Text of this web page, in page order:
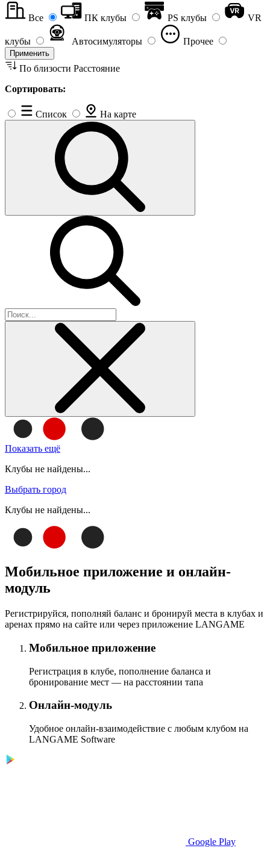
Все ПК клубы PS клубы VR
клубы Автосимуляторы Прочее
Применить
По близости Расстояние
Сортировать:
Список На карте
Показать ещё
Клубы не найдены...
Выбрать город
Клубы не найдены...
Мобильное приложение и онлайн-
модуль
Регистрируйся, пополняй баланс и бронируй места в клубах и
аренах прямо на сайте или через приложение LANGAME
Мобильное приложение
Регистрация в клубе, пополнение баланса и
бронирование мест — на расстоянии тапа
Онлайн-модуль
Удобное онлайн-взаимодействие с любым клубом на
LANGAME Software
Google Play